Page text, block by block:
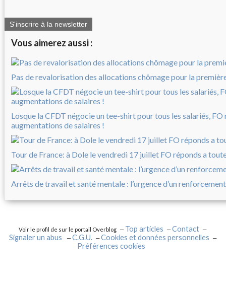
S'inscrire à la newsletter
Vous aimerez aussi :
Pas de revalorisation des allocations chômage pour la
Losque la CFDT négocie un tee-shirt pour tous les salariés, FO
augmentations de salaires !
Tour de France: à Dole le vendredi 17 juillet FO réponds a
Arrêts de travail et santé mentale : l’urgence d’un
Voir le profil de sur le portail Overblog Top articles
Contact
Signaler un abus
C.G.U.
Cookies et données personnelles
Préférences cookies